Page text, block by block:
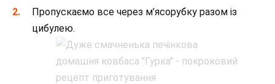
Пропускаємо все через м’ясорубку разом із
цибулею.